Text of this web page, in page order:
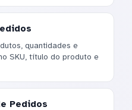
quantidades e
SKU, título do produto e
Pedidos